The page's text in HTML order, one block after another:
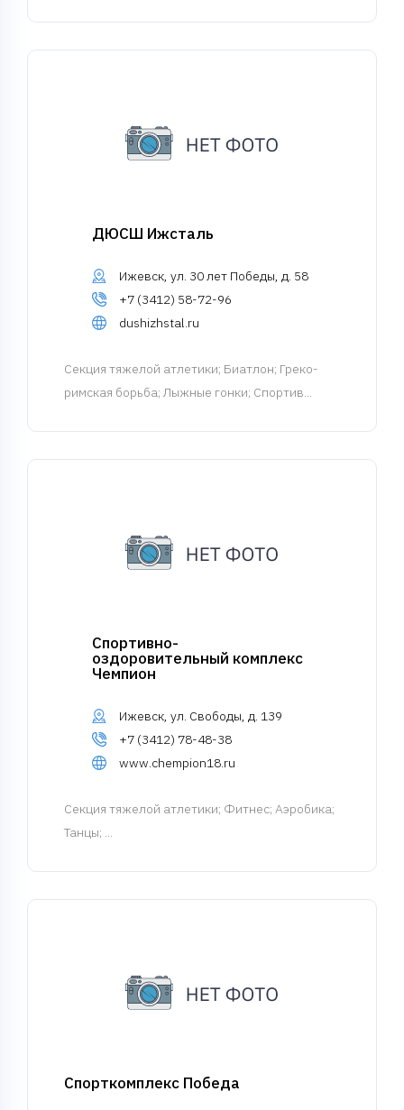
ДЮСШ Ижсталь
Ижевск, ул. 30 лет Победы, д. 58
+7 (3412) 58-72-96
dushizhstal.ru
Cекция тяжелой атлетики; Биатлон; Греко-
римская борьба; Лыжные гонки; Спортив...
Спортивно-
оздоровительный комплекс
Чемпион
Ижевск, ул. Свободы, д. 139
+7 (3412) 78-48-38
www.chempion18.ru
Cекция тяжелой атлетики; Фитнес; Аэробика;
Танцы; ...
Спорткомплекс Победа